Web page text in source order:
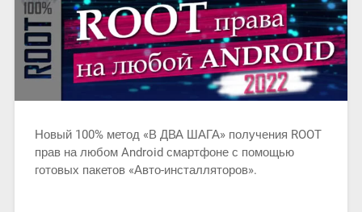
Новый 100% метод «В ДВА ШАГА» получения ROOT
прав на любом Android смартфоне с помощью
готовых пакетов «Авто-инсталляторов».